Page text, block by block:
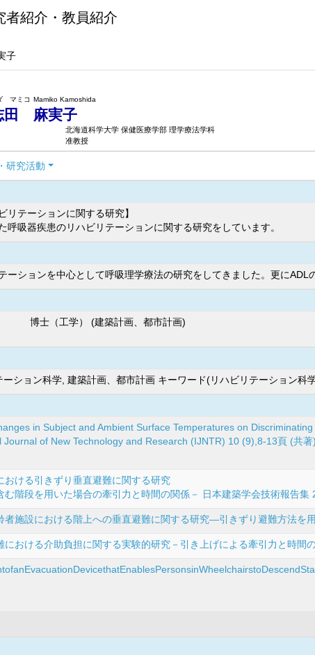
者紹介・教員紹介
子
マミコ Mamiko Kamoshida
田 麻実子
北海道科学大学 保健医療学部 理学療法学科
准教授
研究活動
リテーションに関する研究】
呼吸器疾患のリハビリテーションに関する研究をしています。
ーションを中心として呼吸理学療法の研究をしてきました。更に
博士（工学） (建築計画、都市計画)
ーション科学, 建築計画、都市計画 キーワード(リハビリテーション科
in Subject and Ambient Surface Temperatures on
Journal of New Technology and Research (IJNTR) 10 (9),8-13頁 (共
おける引きずり垂直避難に関する研究
む階段を用いた場合の牽引力と時間の関係－ 日本建築学会技術報告
者施設における階上への垂直避難に関する研究―引きずり避難方法を
における介助負担に関する実験的研究－引き上げによる牽引力と時間